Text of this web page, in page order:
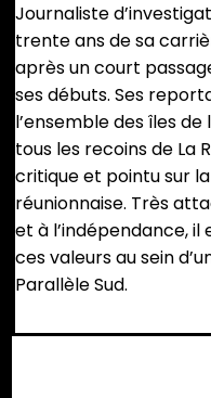
Journaliste
trente ans de sa
après un court
ses débuts. Ses
l’ensemble des îles de
tous les recoins de La
critique et pointu sur
réunionnaise. Très
et à l’indépendance,
ces valeurs au sein
Parallèle Sud.